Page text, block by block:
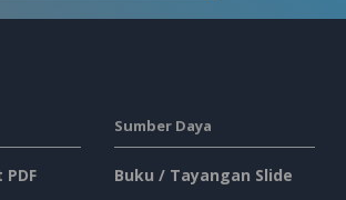
Sumber Daya
Buku / Tayangan Slide